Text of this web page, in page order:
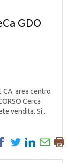
GDO
CA area centro
Cerca
vendita. Si...